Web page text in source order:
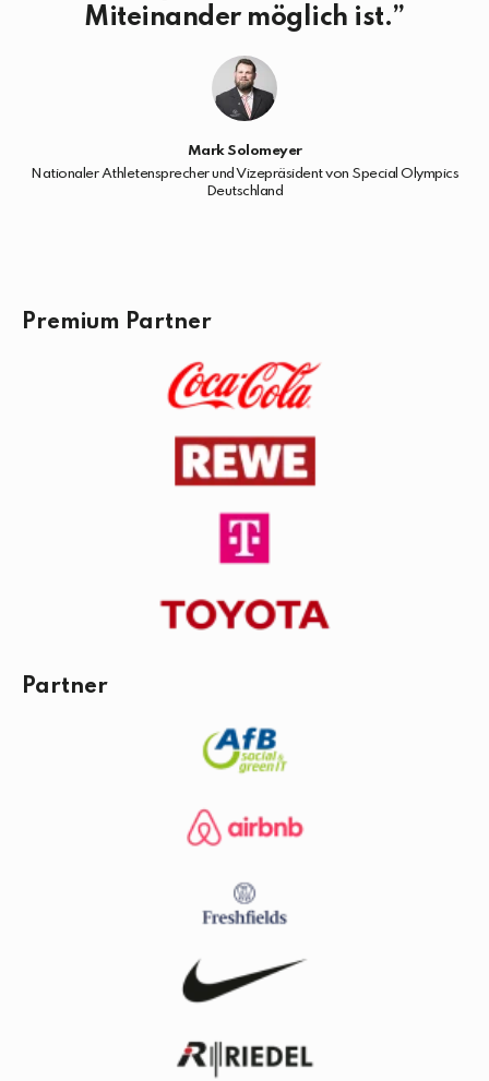
Miteinander möglich ist.
Mark Solomeyer
Nationaler Athletensprecher und Vizepräsident von Special Olympics
Deutschland
Premium Partner
Partner